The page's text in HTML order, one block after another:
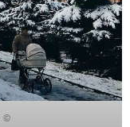
©